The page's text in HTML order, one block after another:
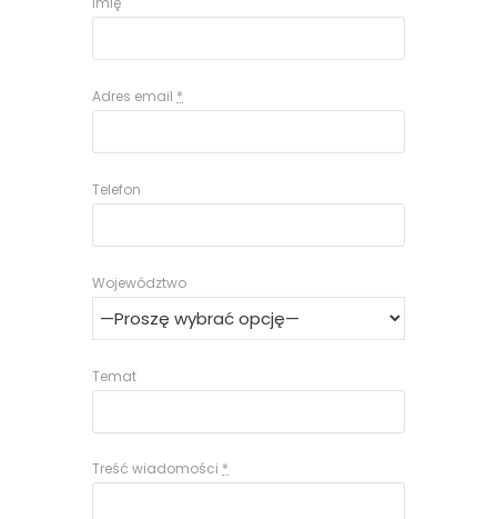
Adres email *
Telefon
Województwo
Temat
Treść wiadomości *